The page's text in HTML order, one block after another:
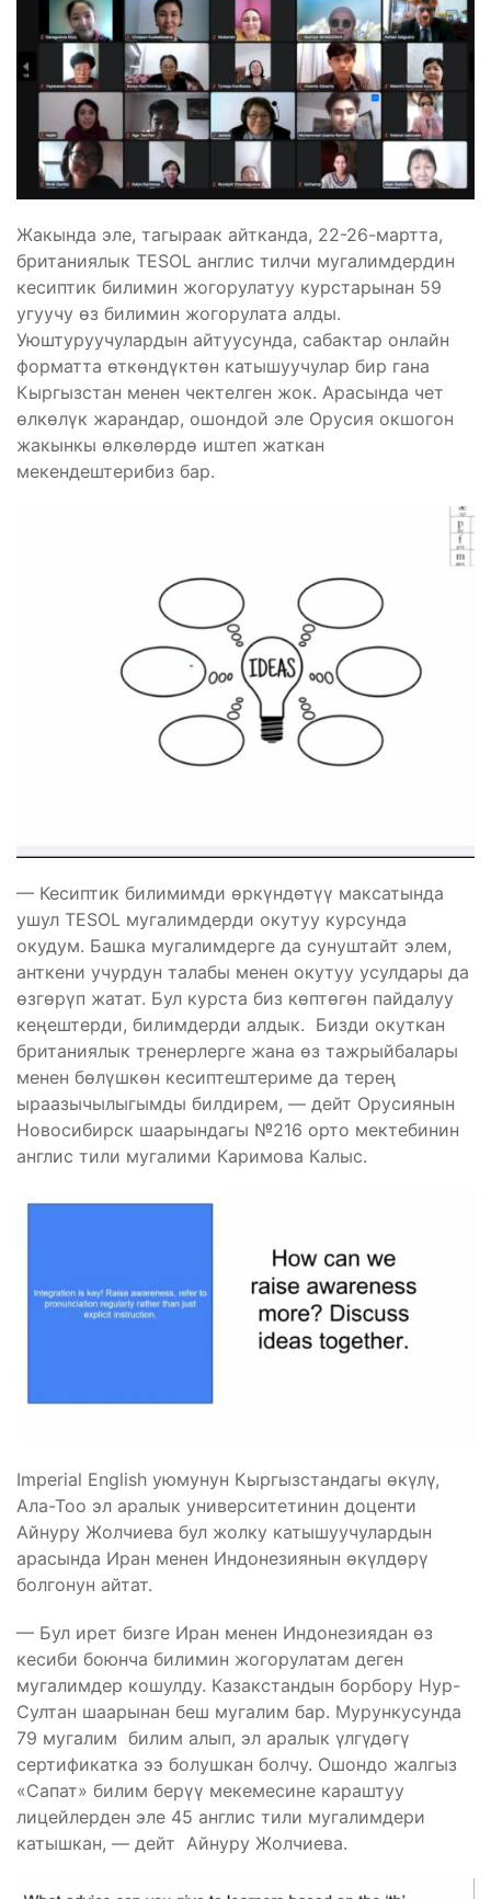
Жакында эле, тагыраак айтканда, 22-26-мартта,
британиялык TESOL англис тилчи мугалимдердин
кесиптик билимин жогорулатуу курстарынан 59
угуучу өз билимин жогорулата алды.
Уюштуруучулардын айтуусунда, сабактар онлайн
форматта өткөндүктөн катышуучулар бир гана
Кыргызстан менен чектелген жок. Арасында чет
өлкөлүк жарандар, ошондой эле Орусия окшогон
жакынкы өлкөлөрдө иштеп жаткан
мекендештерибиз бар.
— Кесиптик билимимди өркүндөтүү максатында
ушул TESOL мугалимдерди окутуу курсунда
окудум. Башка мугалимдерге да сунуштайт элем,
анткени учурдун талабы менен окутуу усулдары да
өзгөрүп жатат. Бул курста биз көптөгөн пайдалуу
кеңештерди, билимдерди алдык. Бизди окуткан
британиялык тренерлерге жана өз тажрыйбалары
менен бөлүшкөн кесиптештериме да терең
ыраазычылыгымды билдирем, — дейт Орусиянын
Новосибирск шаарындагы №216 орто мектебинин
англис тили мугалими Каримова Калыс.
Imperial English уюмунун Кыргызстандагы өкүлү,
Ала-Тоо эл аралык университетинин доценти
Айнуру Жолчиева бул жолку катышуучулардын
арасында Иран менен Индонезиянын өкүлдөрү
болгонун айтат.
— Бул ирет бизге Иран менен Индонезиядан өз
кесиби боюнча билимин жогорулатам деген
мугалимдер кошулду. Казакстандын борбору Нур-
Султан шаарынан беш мугалим бар. Мурункусунда
79 мугалим билим алып, эл аралык үлгүдөгү
сертификатка ээ болушкан болчу. Ошондо жалгыз
«Сапат» билим берүү мекемесине караштуу
лицейлерден эле 45 англис тили мугалимдери
катышкан, — дейт Айнуру Жолчиева.